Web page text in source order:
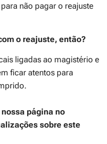
não pagar o reajuste
o reajuste, então?
ligadas ao magistério e
ficar atentos para
página no
sobre este